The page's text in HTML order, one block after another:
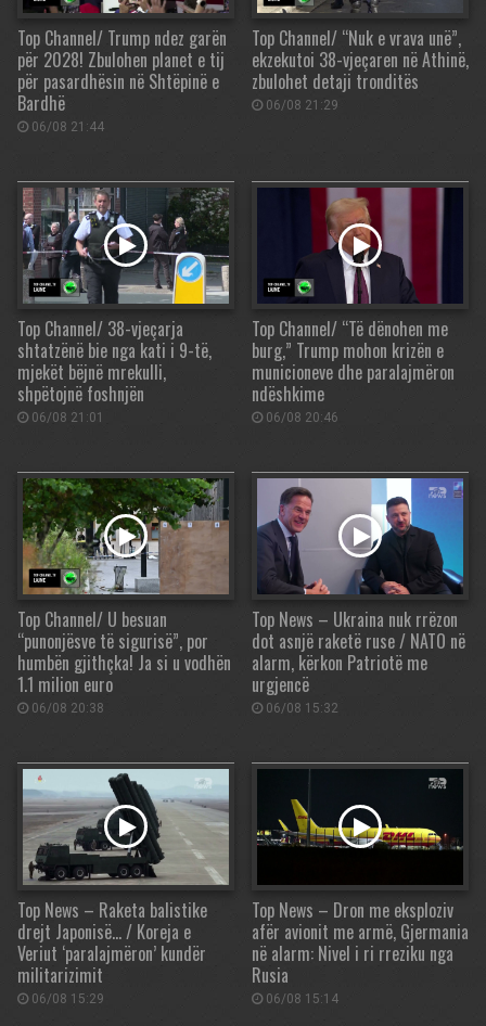
Top Channel/ Trump ndez garën
për 2028! Zbulohen planet e tij
për pasardhësin në Shtëpinë e
Bardhë
06/08 21:44
Top Channel/ “Nuk e vrava unë”,
ekzekutoi 38-vjeçaren në Athinë,
zbulohet detaji tronditës
06/08 21:29
Top Channel/ 38-vjeçarja
shtatzënë bie nga kati i 9-të,
mjekët bëjnë mrekulli,
shpëtojnë foshnjën
06/08 21:01
Top Channel/ “Të dënohen me
burg,” Trump mohon krizën e
municioneve dhe paralajmëron
ndëshkime
06/08 20:46
Top Channel/ U besuan
“punonjësve të sigurisë”, por
humbën gjithçka! Ja si u vodhën
1.1 milion euro
06/08 20:38
Top News – Ukraina nuk rrëzon
dot asnjë raketë ruse / NATO në
alarm, kërkon Patriotë me
urgjencë
06/08 15:32
Top News – Raketa balistike
drejt Japonisë… / Koreja e
Veriut ‘paralajmëron’ kundër
militarizimit
06/08 15:29
Top News – Dron me eksploziv
afër avionit me armë, Gjermania
në alarm: Nivel i ri rreziku nga
Rusia
06/08 15:14